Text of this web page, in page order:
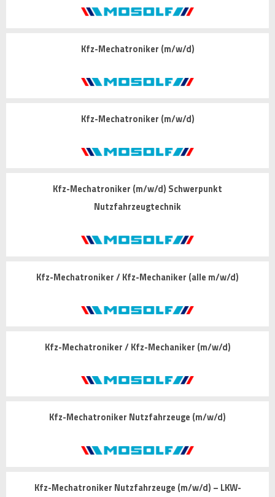
Kfz-Mechatroniker (m/w/d)
Kfz-Mechatroniker (m/w/d)
Kfz-Mechatroniker (m/w/d) Schwerpunkt
Nutzfahrzeugtechnik
Kfz-Mechatroniker / Kfz-Mechaniker (alle m/w/d)
Kfz-Mechatroniker / Kfz-Mechaniker (m/w/d)
Kfz-Mechatroniker Nutzfahrzeuge (m/w/d)
Kfz-Mechatroniker Nutzfahrzeuge (m/w/d) – LKW-